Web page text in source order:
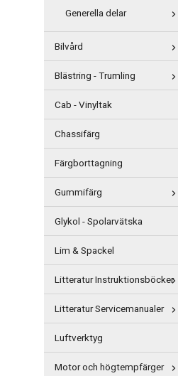
Generella delar
Bilvård
Blästring - Trumling
Cab - Vinyltak
Chassifärg
Färgborttagning
Gummifärg
Glykol - Spolarvätska
Lim & Spackel
Litteratur Instruktionsböcker
Litteratur Servicemanualer
Luftverktyg
Motor och högtempfärger